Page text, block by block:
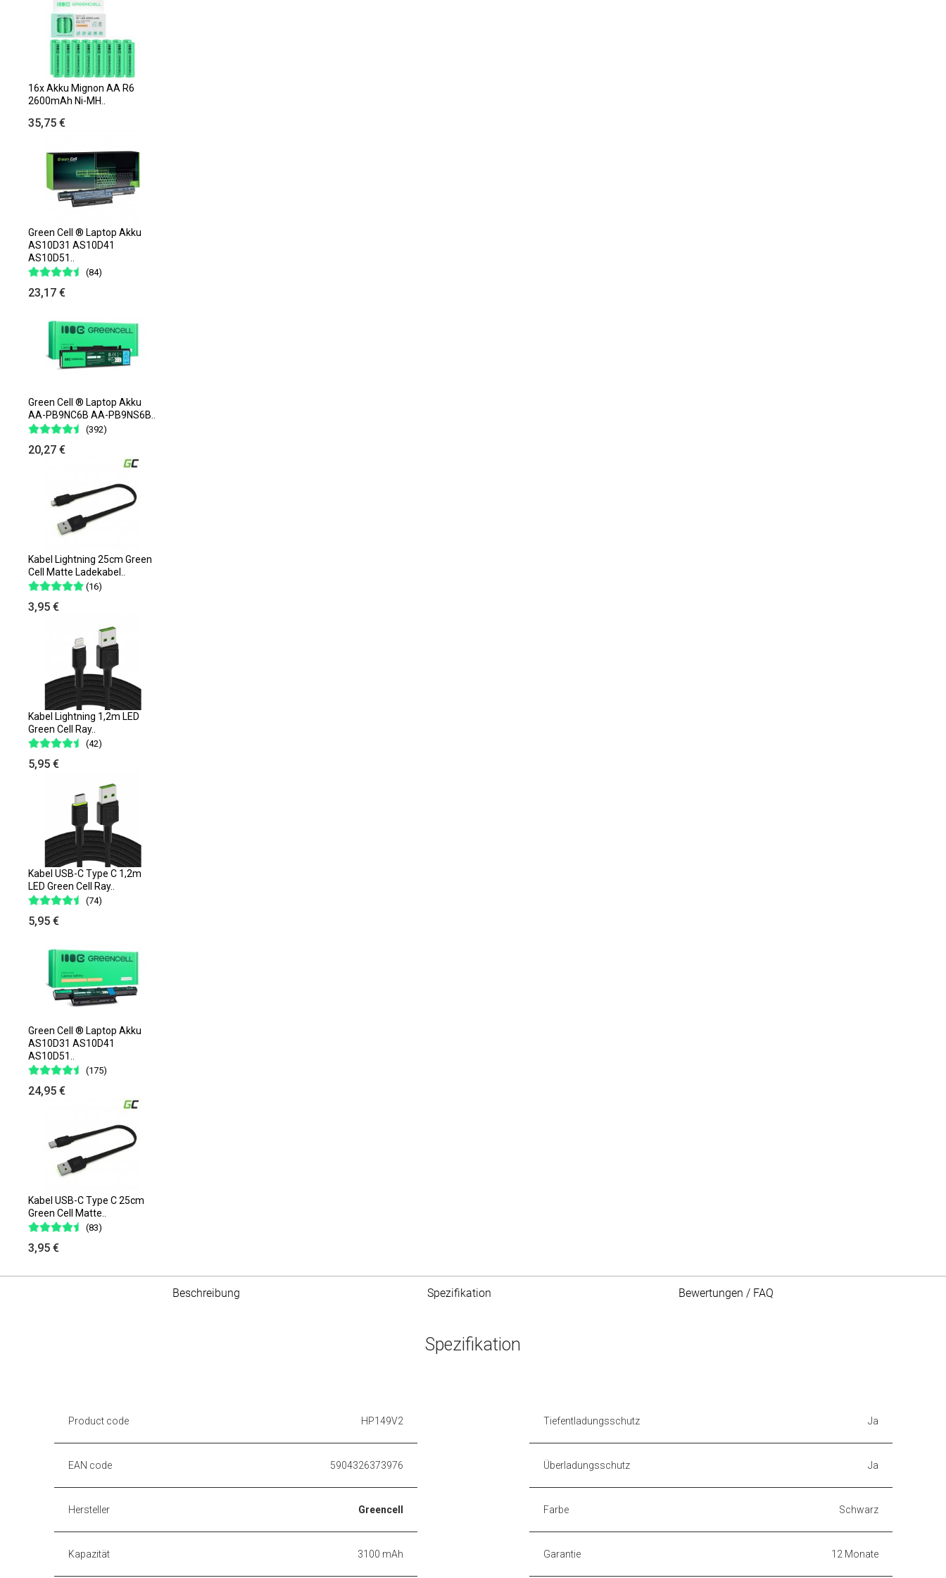
16x Akku Mignon AA R6
2600mAh Ni-MH..
35,75 €
Green Cell ® Laptop Akku
AS10D31 AS10D41
AS10D51..
(84)
23,17 €
Green Cell ® Laptop Akku
AA-PB9NC6B AA-PB9NS6B..
(392)
20,27 €
Kabel Lightning 25cm Green
Cell Matte Ladekabel..
(16)
3,95 €
Kabel Lightning 1,2m LED
Green Cell Ray..
(42)
5,95 €
Kabel USB-C Type C 1,2m
LED Green Cell Ray..
(74)
5,95 €
Green Cell ® Laptop Akku
AS10D31 AS10D41
AS10D51..
(175)
24,95 €
Kabel USB-C Type C 25cm
Green Cell Matte..
(83)
3,95 €
Beschreibung Spezifikation Bewertungen / FAQ
Spezifikation
Product code HP149V2
EAN code 5904326373976
Hersteller Greencell
Kapazität 3100 mAh
Tiefentladungsschutz Ja
Überladungsschutz Ja
Farbe Schwarz
Garantie 12 Monate